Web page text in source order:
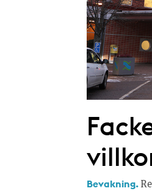
Bevakning.